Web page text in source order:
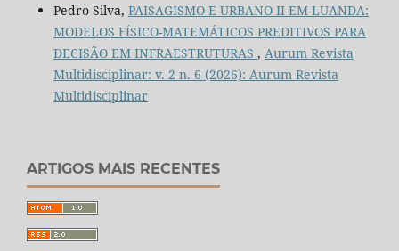
Pedro Silva, PAISAGISMO E URBANO II EM LUANDA:
MODELOS FÍSICO-MATEMÁTICOS PREDITIVOS PARA
DECISÃO EM INFRAESTRUTURAS , Aurum Revista
Multidisciplinar: v. 2 n. 6 (2026): Aurum Revista
Multidisciplinar
ARTIGOS MAIS RECENTES